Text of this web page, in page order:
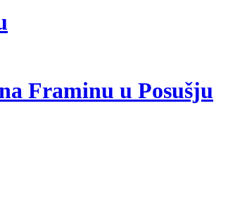
Framinu u Posušju